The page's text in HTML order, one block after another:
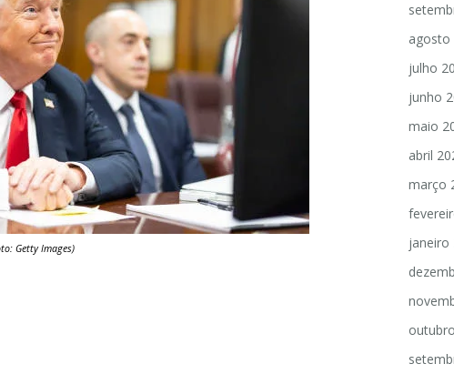
Getty Images)
agosto
julho
junho
maio
abril
março
janeiro